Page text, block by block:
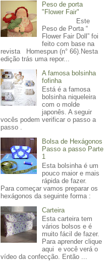
Peso de porta
"Flower Fair"
Este
Peso de Porta “
Flower Fair Doll” foi
feito com base na
revista Homespun (n° 66).Nesta
edição trás uma repor...
A famosa bolsinha
fofinha
Está é a famosa
bolsinha niqueleira
com o molde
japonês. A seguir
vocês podem verificar o passo a
passo .
Bolsa de Hexágonos
Passo a passo Parte
1
Esta bolsinha é um
pouco maior e mais
rápida de fazer.
Para começar vamos preparar os
hexágonos da seguinte forma :
Carteira
Esta carteira tem
vários bolsos e é
muito fácil de fazer.
Para aprender clique
aqui e você verá o
vídeo da confecção. Então ...